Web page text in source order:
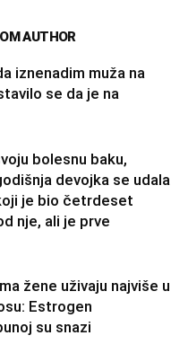
AUTHOR
iznenadim muža na
se da je na
bolesnu baku,
devojka se udala
je bio četrdeset
nje, ali je prve
žene uživaju najviše u
Estrogen
su snazi